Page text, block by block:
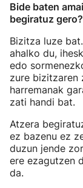
Bide baten
begiratuz gero?
Bizitza luze
ahalko du,
edo
zure bizitzaren
harremanak
zati handi bat.
Atzera
ez bazenu ez
duzun jende
ere ezagutzen
da.